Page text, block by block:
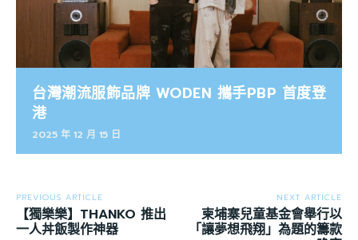
台灣潮流服飾品牌 WODEN 攜手PBP 首度登
港
2025 年 12 月 15 日
PREVIOUS ARTICLE
【獨樂樂】THANKO 推出
一人丼飯製作神器
NEXT ARTICLE
柬埔寨兒童基金會舉行以
「讓夢想飛翔」為題的籌款